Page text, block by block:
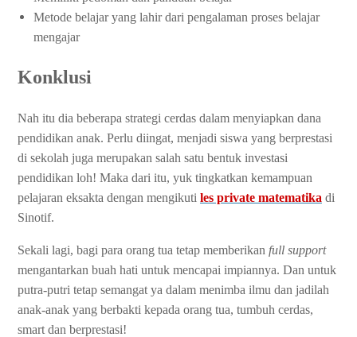
Metode belajar yang lahir dari pengalaman proses belajar
mengajar
Konklusi
Nah itu dia beberapa strategi cerdas dalam menyiapkan dana
pendidikan anak. Perlu diingat, menjadi siswa yang berprestasi
di sekolah juga merupakan salah satu bentuk investasi
pendidikan loh! Maka dari itu, yuk tingkatkan kemampuan
pelajaran eksakta dengan mengikuti les private matematika di
Sinotif.
Sekali lagi, bagi para orang tua tetap memberikan full support
mengantarkan buah hati untuk mencapai impiannya. Dan untuk
putra-putri tetap semangat ya dalam menimba ilmu dan jadilah
anak-anak yang berbakti kepada orang tua, tumbuh cerdas,
smart dan berprestasi!